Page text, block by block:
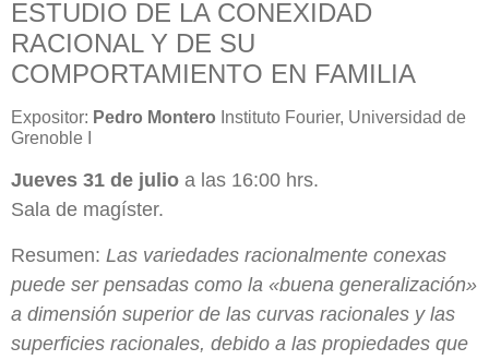
ESTUDIO DE LA CONEXIDAD
RACIONAL Y DE SU
COMPORTAMIENTO EN FAMILIA
Expositor: Pedro Montero Instituto Fourier, Universidad de
Grenoble I
Jueves 31 de julio a las 16:00 hrs.
Sala de magíster.
Resumen: Las variedades racionalmente conexas
puede ser pensadas como la «buena generalización»
a dimensión superior de las curvas racionales y las
superficies racionales, debido a las propiedades que